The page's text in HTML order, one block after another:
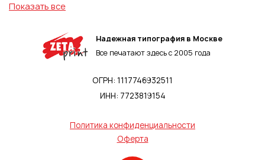
Показать все
Надежная типография в Москве
Все печатают здесь с 2005 года
ОГРН: 1117746932511
ИНН: 7723819154
Политика конфиденциальности
Оферта